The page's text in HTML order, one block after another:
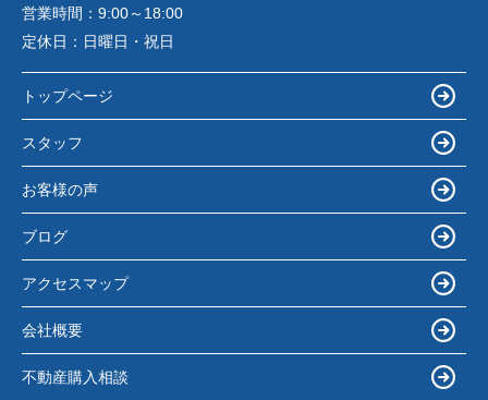
営業時間： 9:00～18:00
定休日： 日曜日・祝日
トップページ
スタッフ
お客様の声
ブログ
アクセスマップ
会社概要
不動産購入相談